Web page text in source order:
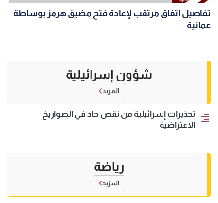
تفاصيل اتفاق مرتقب لإعادة فتح مضيق هرمز بوساطة
عمانية
شؤون إسرائيلية
المزيد
تحذيرات إسرائيلية من نقص حاد في الصواريخ
الاعتراضية
رياضة
المزيد